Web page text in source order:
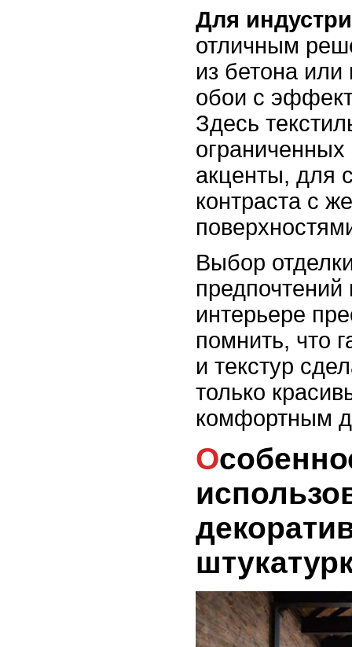
Для
отличным
из бетона или
обои с
Здесь
ограниченных
акценты, для
контраста с
Выбор
предпочтений
интерьере
помнить, что
и текстур
только
комфортным
Особенности